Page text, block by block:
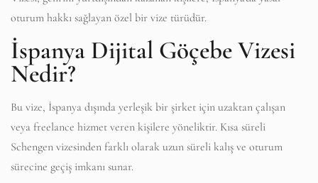
oturum hakkı sağlayan özel bir vize türüdür.
İspanya Dijital Göçebe Vizesi
Nedir?
Bu vize, İspanya dışında yerleşik bir şirket için uzaktan çalışan
veya freelance hizmet veren kişilere yöneliktir. Kısa süreli
Schengen vizesinden farklı olarak uzun süreli kalış ve oturum
sürecine geçiş imkanı sunar.